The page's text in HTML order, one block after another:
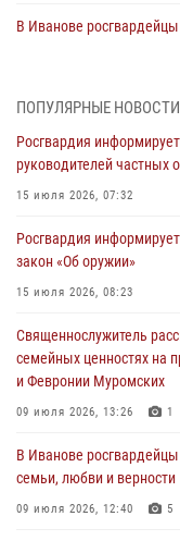
В Иванове
торжественных
Воздушно-десантных
02 августа 2026, 11:46
Мероприятия в рамках
продолжаются в
31 июля 2026, 11:08
В Ивановской области
подозреваемые в серии
30 июля 2026, 12:41
празднования Дня
28 июля 2026, 08:57
ПОПУЛЯРНЫЕ НОВОСТИ
Росгвардия
руководителей частных
15 июля 2026, 07:32
Росгвардия
закон «Об оружии»
15 июля 2026, 08:23
Священнослужитель
семейных ценностях на
и Февронии Муромских
09 июля 2026, 13:26 1
В Иванове
семьи, любви и верности
09 июля 2026, 12:40 5